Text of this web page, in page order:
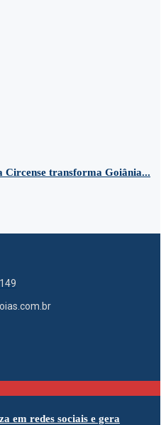
Circense transforma Goiânia...
em redes sociais e gera